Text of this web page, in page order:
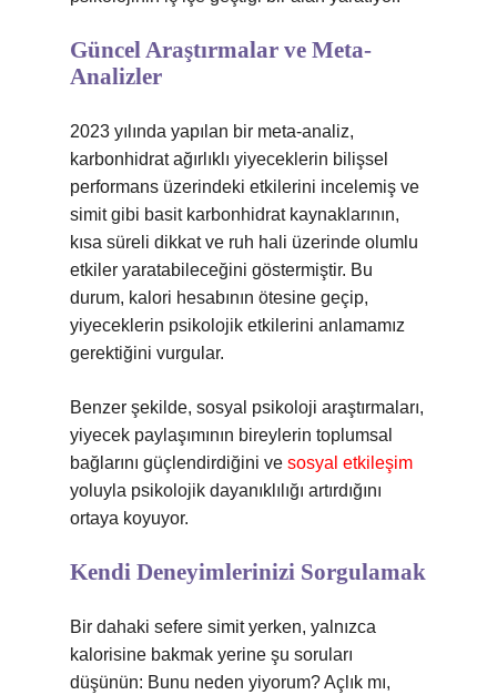
Güncel Araştırmalar ve Meta-
Analizler
2023 yılında yapılan bir meta-analiz,
karbonhidrat ağırlıklı yiyeceklerin bilişsel
performans üzerindeki etkilerini incelemiş ve
simit gibi basit karbonhidrat kaynaklarının,
kısa süreli dikkat ve ruh hali üzerinde olumlu
etkiler yaratabileceğini göstermiştir. Bu
durum, kalori hesabının ötesine geçip,
yiyeceklerin psikolojik etkilerini anlamamız
gerektiğini vurgular.
Benzer şekilde, sosyal psikoloji araştırmaları,
yiyecek paylaşımının bireylerin toplumsal
bağlarını güçlendirdiğini ve sosyal etkileşim
yoluyla psikolojik dayanıklılığı artırdığını
ortaya koyuyor.
Kendi Deneyimlerinizi Sorgulamak
Bir dahaki sefere simit yerken, yalnızca
kalorisine bakmak yerine şu soruları
düşünün: Bunu neden yiyorum? Açlık mı,